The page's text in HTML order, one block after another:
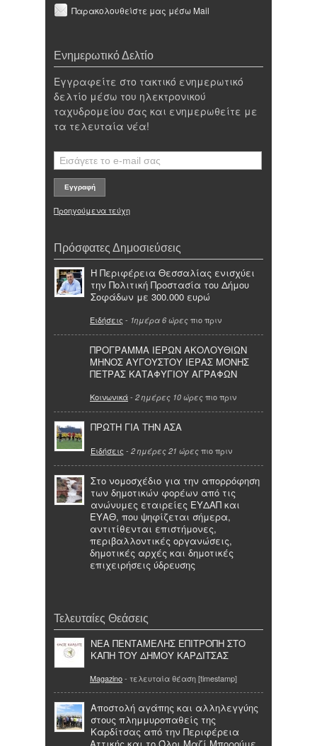
Παρακολουθείστε μας μέσω Mail
Ενημερωτικό Δελτίο
Εγγραφείτε στο τακτικό ενημερωτικό
δελτίο μέσω του ηλεκτρονικού
ταχυδρομείου σας και ενημερωθείτε με
τα τελευταία νέα!
Προηγούμενα τεύχη
Πρόσφατες Δημοσιεύσεις
Η Περιφέρεια Θεσσαλίας ενισχύει
την Πολιτική Προστασία του Δήμου
Σοφάδων με 300.000 ευρώ
Ειδήσεις - 1ημέρα 6 ώρες πιο πριν
ΠΡΟΓΡΑΜΜΑ ΙΕΡΩΝ ΑΚΟΛΟΥΘΙΩΝ
ΜΗΝΟΣ ΑΥΓΟΥΣΤΟΥ ΙΕΡΑΣ ΜΟΝΗΣ
ΠΕΤΡΑΣ ΚΑΤΑΦΥΓΙΟΥ ΑΓΡΑΦΩΝ
Κοινωνικά- 2 ημέρες 10 ώρες πιο πριν
ΠΡΩΤΗ ΓΙΑ ΤΗΝ ΑΣΑ
Ειδήσεις - 2 ημέρες 21 ώρες πιο πριν
Στο νομοσχέδιο για την απορρόφηση
των δημοτικών φορέων από τις
ανώνυμες εταιρείες ΕΥΔΑΠ και
ΕΥΑΘ, που ψηφίζεται σήμερα,
αντιτίθενται επιστήμονες,
περιβαλλοντικές οργανώσεις,
δημοτικές αρχές και δημοτικές
επιχειρήσεις ύδρευσης
Τελευταίες Θεάσεις
ΝΕΑ ΠΕΝΤΑΜΕΛΗΣ ΕΠΙΤΡΟΠΗ ΣΤΟ
ΚΑΠΗ ΤΟΥ ΔΗΜΟΥ ΚΑΡΔΙΤΣΑΣ
Magazino- τελευταία θέαση [timestamp]
Αποστολή αγάπης και αλληλεγγύης
στους πλημμυροπαθείς της
Καρδίτσας από την Περιφέρεια